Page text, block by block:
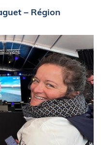
– Région